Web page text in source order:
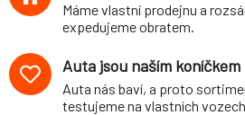
Máme vlastní prodejnu a
expedujeme obratem.
Auta jsou naším koníčkem
Auta nás baví, a proto
testujeme na vlastních